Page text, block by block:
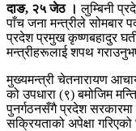
दाङ, २५ जेठ । लुम्बिनी
पाँच जना मन्त्रीले सोमबार
प्रदेश प्रमुख कृष्णबहादुर
मन्त्रीहरूलाई शपथ
मुख्यमन्त्री चेतनारायण
को उपधारा (९) बमोजिम
पुनर्गठनसँगै प्रदेश
सक्रियताको अपेक्षा